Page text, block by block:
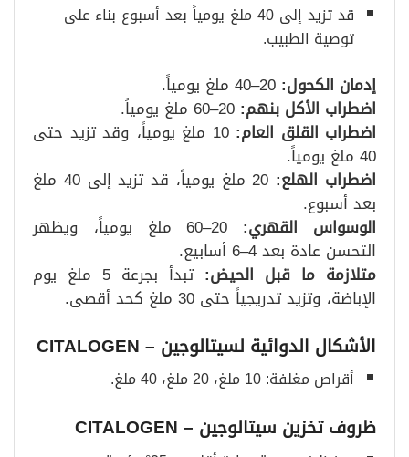
قد تزيد إلى 40 ملغ يومياً بعد أسبوع بناء على
توصية الطبيب.
إدمان الكحول:
اضطراب الأكل بنهم:
اضطراب القلق العام:
10 ملغ يومياً، وقد تزيد حتى
40 ملغ يومياً.
اضطراب الهلع:
20 ملغ يومياً، قد تزيد إلى 40 ملغ
بعد أسبوع.
الوسواس القهري:
20–60 ملغ يومياً، ويظهر
التحسن عادة بعد 4–6 أسابيع.
متلازمة ما قبل الحيض:
تبدأ بجرعة 5 ملغ يوم
الإباضة، وتزيد تدريجياً حتى 30 ملغ كحد أقصى.
الأشكال الدوائية لسيتالوجين – CITALOGEN
أقراص مغلفة: 10 ملغ، 20 ملغ، 40 ملغ.
ظروف تخزين سيتالوجين – CITALOGEN